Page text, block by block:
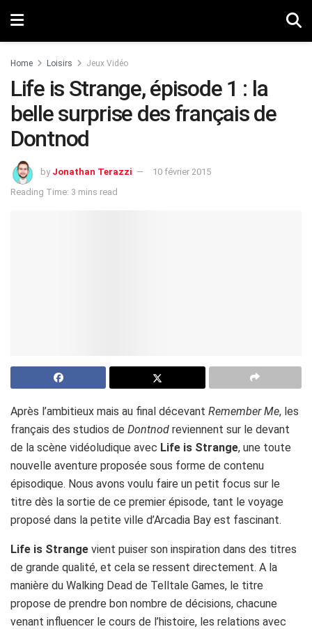
Home Loisirs Jeux Vidéo
Life is Strange, épisode 1 : la
belle surprise des français de
Dontnod
by Jonathan Terazzi
10 février 2015
Reading Time: 3 mins read
Après l’ambitieux mais au final décevant Remember Me, les
français des studios de Dontnod reviennent sur le devant
de la scène vidéoludique avec Life is Strange, une toute
nouvelle aventure proposée sous forme de contenu
épisodique. Nous avons voulu faire un petit focus sur le
titre dès la sortie de ce premier épisode, tant le voyage
proposé dans la petite ville d’Arcadia Bay est fascinant.
Life is Strange vient puiser son inspiration dans des titres
de grande qualité, et cela se ressent directement. A la
manière du Walking Dead de Telltale Games, le titre
propose de prendre bon nombre de décisions, chacune
venant influencer le cours de l’histoire, les relations avec